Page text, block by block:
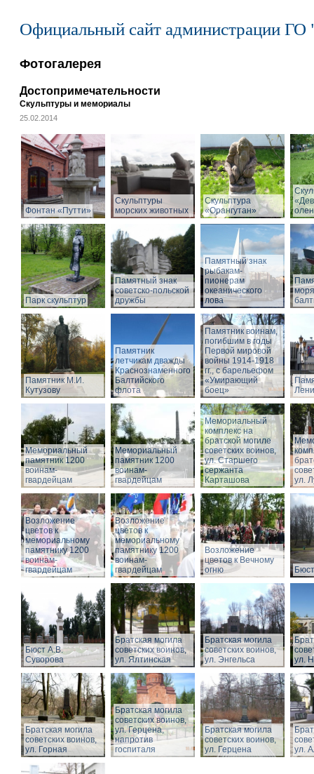
Официальный сайт администрации ГО
Фотогалерея
Достопримечательности
Скульптуры и мемориалы
25.02.2014
Фонтан «Путти»
Скульптуры
морских животных
Скульптура
«Орангутан»
Парк скульптур
Памятный знак
советско-польской
дружбы
Памятный знак
рыбакам-
пионерам
океанического
лова
Памятник М.И.
Кутузову
Памятник
летчикам дважды
Краснознаменного
Балтийского
флота
Памятник воинам,
погибшим в годы
Первой мировой
войны 1914-1918
гг., с барельефом
«Умирающий
боец»
Мемориальный
памятник 1200
воинам-
гвардейцам
Мемориальный
памятник 1200
воинам-
гвардейцам
Мемориальный
комплекс на
братской могиле
советских воинов,
ул. Старшего
сержанта
Карташова
ул.
Возложение
цветов к
мемориальному
памятнику 1200
воинам-
гвардейцам
Возложение
цветов к
мемориальному
памятнику 1200
воинам-
гвардейцам
Возложение
цветов к Вечному
огню
Бюст А.В.
Суворова
Братская могила
советских воинов,
ул. Ялтинская
Братская могила
советских воинов,
ул. Энгельса
ул.
Братская могила
советских воинов,
ул. Горная
Братская могила
советских воинов,
ул. Герцена,
напротив
госпиталя
Братская могила
советских воинов,
ул. Герцена
ул.